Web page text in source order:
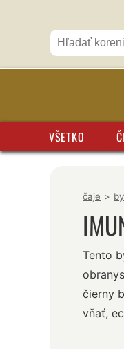
VŠETKO
čaje >
Tento
čierny
vňať,